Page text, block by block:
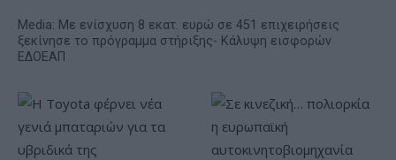
Media: Με ενίσχυση 8 εκατ. ευρώ σε 451 επιχειρήσεις
ξεκίνησε το πρόγραμμα στήριξης- Κάλυψη εισφορών
ΕΔΟΕΑΠ